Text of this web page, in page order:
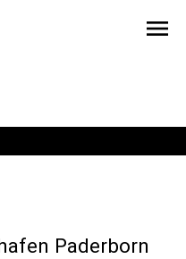
menu
Paderborn